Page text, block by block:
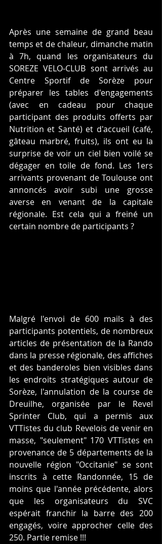
Après une semaine de grand beau
temps et de chaleur, dimanche matin
à 7h, quand les organisateurs du
SOREZE VELO-CLUB sont arrivés au
Centre Sportif de Sorèze pour
préparer les tables d'engagements
(avec en cadeau pour chaque
participant des produits offerts par
Nutrition et Santé) et d'accueil (café,
gâteau marbré, fruits), ils ont eu la
surprise de voir un ciel bien voilé se
dégager en toile de fond. Les 1ers
arrivants provenant de Toulouse ont
annoncés avoir subi une grosse
averse en venant de la capitale
régionale. Est cela qui a freiné un
certain nombre de participants ?
Malgré l'envoi de 600 mails à des
participants potentiels, de nombreux
articles de présentation de la Rando
dans la presse régionale, des affiches
et des banderoles bien visibles dans
les endroits stratégiques autour de
Sorèze, l'annulation de la course de
Dreuilhe, organisée par le Revel
Sprinter Club, qui a permis aux
VTTistes du club Revelois de venir en
masse, "seulement" 170 VTTistes en
provenance de 5 départements de la
nouvelle région "Occitanie" se sont
inscrits à cette Randonnée, 15 de
moins que l'année précédente, alors
que les organisateurs du SVC
espérait franchir la barre des 200
engagés, voire approcher celle des
250. Partie remise !!!